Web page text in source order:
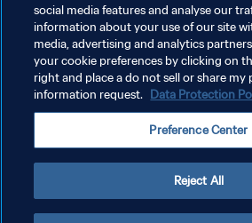
social media features and analyse our
information about your use of our site
media, advertising and analytics
your cookie preferences by clicking on
right and place a do not sell or share my
information request. Data Protection
Preference Center
Reject All